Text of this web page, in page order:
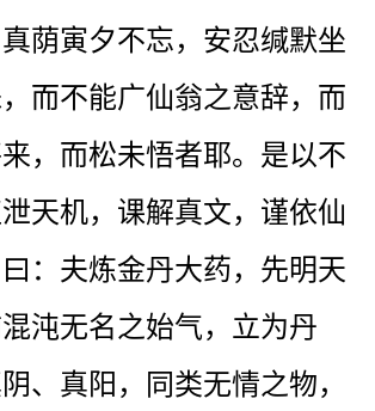
荫寅夕不忘，安忍缄默坐
而不能广仙翁之意辞，而
，而松未悟者耶。是以不
天机，课解真文，谨依仙
：夫炼金丹大药，先明天
沌无名之始气，立为丹
、真阳，同类无情之物，